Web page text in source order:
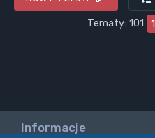
Tematy: 101
1
Informacje